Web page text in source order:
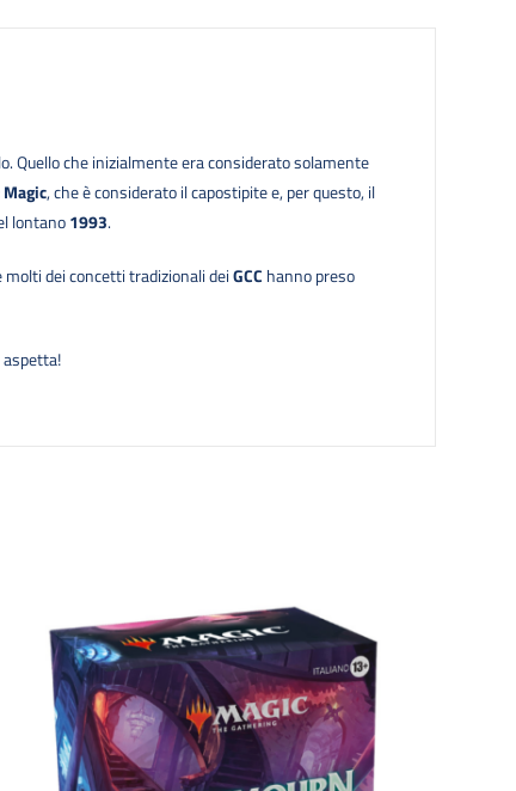
Quello che inizialmente era considerato solamente
Magic, che è considerato il capostipite e, per questo, il
lontano1993.
molti dei concetti tradizionali deiGCC hanno preso